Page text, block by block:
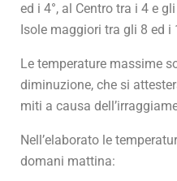
ed i 4°, al Centro tra i 4 e
Isole maggiori tra gli 8 ed i
Le temperature massime
diminuzione, che si
miti a causa
Nell’elaborato le
domani mattina: